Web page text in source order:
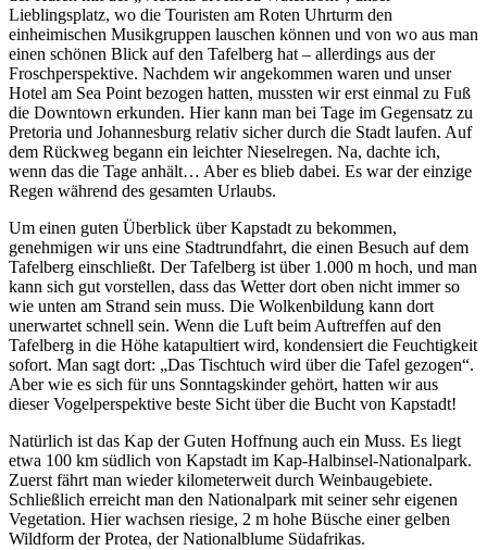
Lieblingsplatz, wo die Touristen am Roten Uhrturm den
einheimischen Musikgruppen lauschen können und von wo aus man
einen schönen Blick auf den Tafelberg hat – allerdings aus der
Froschperspektive. Nachdem wir angekommen waren und unser
Hotel am Sea Point bezogen hatten, mussten wir erst einmal zu Fuß
die Downtown erkunden. Hier kann man bei Tage im Gegensatz zu
Pretoria und Johannesburg relativ sicher durch die Stadt laufen. Auf
dem Rückweg begann ein leichter Nieselregen. Na, dachte ich,
wenn das die Tage anhält… Aber es blieb dabei. Es war der einzige
Regen während des gesamten Urlaubs.
Um einen guten Überblick über Kapstadt zu bekommen,
genehmigen wir uns eine Stadtrundfahrt, die einen Besuch auf dem
Tafelberg einschließt. Der Tafelberg ist über 1.000 m hoch, und man
kann sich gut vorstellen, dass das Wetter dort oben nicht immer so
wie unten am Strand sein muss. Die Wolkenbildung kann dort
unerwartet schnell sein. Wenn die Luft beim Auftreffen auf den
Tafelberg in die Höhe katapultiert wird, kondensiert die Feuchtigkeit
sofort. Man sagt dort:
Das Tischtuch wird über die Tafel gezogen .
Aber wie es sich für uns Sonntagskinder gehört, hatten wir aus
dieser Vogelperspektive beste Sicht über die Bucht von Kapstadt!
Natürlich ist das Kap der Guten Hoffnung auch ein Muss. Es liegt
etwa 100 km südlich von Kapstadt im Kap-Halbinsel-Nationalpark.
Zuerst fährt man wieder kilometerweit durch Weinbaugebiete.
Schließlich erreicht man den Nationalpark mit seiner sehr eigenen
Vegetation. Hier wachsen riesige, 2 m hohe Büsche einer gelben
Wildform der Protea, der Nationalblume Südafrikas.